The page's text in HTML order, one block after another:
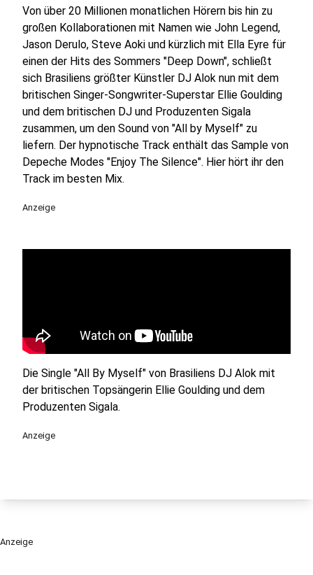
Von über 20 Millionen monatlichen Hörern bis hin zu
großen Kollaborationen mit Namen wie John Legend,
Jason Derulo, Steve Aoki und kürzlich mit Ella Eyre für
einen der Hits des Sommers "Deep Down", schließt
sich Brasiliens größter Künstler DJ Alok nun mit dem
britischen Singer-Songwriter-Superstar Ellie Goulding
und dem britischen DJ und Produzenten Sigala
zusammen, um den Sound von "All by Myself" zu
liefern. Der hypnotische Track enthält das Sample von
Depeche Modes "Enjoy The Silence". Hier hört ihr den
Track im besten Mix.
Anzeige
Die Single "All By Myself" von Brasiliens DJ Alok mit
der britischen Topsängerin Ellie Goulding und dem
Produzenten Sigala.
Anzeige
Anzeige